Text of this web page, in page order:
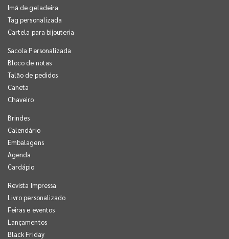
Imã de geladeira
Tag personalizada
Cartela para bijouteria
Sacola Personalizada
Bloco de notas
Talão de pedidos
Caneta
Chaveiro
Brindes
Calendário
Embalagens
Agenda
Cardápio
Revista Impressa
Livro personalizado
Feiras e eventos
Lançamentos
Black Friday